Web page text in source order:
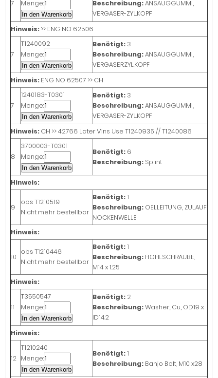
7
Menge:
In den Warenkorb
Beschreibung:ANSAUGGUMMI,
VERGASER-ZYL.KOPF
Hinweis:>> ENG NO 62506
7
T1240092
Menge:
In den Warenkorb
Benötigt: 3
Beschreibung:ANSAUGGUMMI,
VERGASER.ZYL.KOPF
Hinweis: ENG NO 62507 >> CH
7
1240183-T0301
Menge:
In den Warenkorb
Benötigt: 3
Beschreibung:ANSAUGGUMMI,
VERGASER-ZYL.KOPF
Hinweis: CH >> 42766 Later Vins Use T1240935 // T1240086
8
3700003-T0301
Menge:
In den Warenkorb
Benötigt: 6
Beschreibung: Splint
Hinweis:
9
obs T1210519
Nicht mehr bestellbar
Benötigt:1
Beschreibung: OELLEITUNG, ZULAUF
NOCKENWELLE
Hinweis:
10
obs T1210446
Nicht mehr bestellbar
Benötigt:1
Beschreibung: HOHLSCHRAUBE,
M14 x 1.25
Hinweis:
11
T3550547
Menge:
In den Warenkorb
Benötigt: 2
Beschreibung:Washer, Cu, OD19 x
ID14.2
Hinweis:
12
T1210240
Menge:
In den Warenkorb
Benötigt:1
Beschreibung: Banjo Bolt, M10 x28